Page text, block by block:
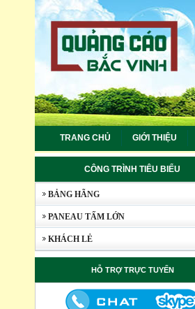
TRANG CHỦ GIỚI THIỆU
CÔNG TRÌNH TIÊU BIỂU
BẢNG HÃNG
PANEAU TẤM LỚN
KHÁCH LẺ
HỖ TRỢ TRỰC TUYẾN